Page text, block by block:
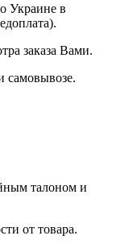
Украине в
заказа Вами.
самовывозе.
талоном и
от товара.